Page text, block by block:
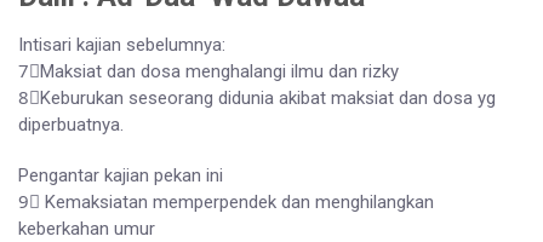
Intisari kajian sebelumnya:
7⃣Maksiat dan dosa menghalangi ilmu dan rizky
8⃣Keburukan seseorang didunia akibat maksiat dan dosa yg
diperbuatnya.
Pengantar kajian pekan ini
9⃣ Kemaksiatan memperpendek dan menghilangkan
keberkahan umur